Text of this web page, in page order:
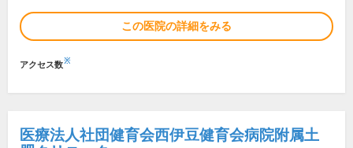
この医院の詳細をみる
アクセス数※
医療法人社団健育会西伊豆健育会病院附属土